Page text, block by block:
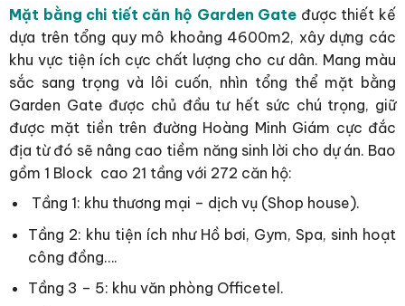
Mặt bằng chi tiết căn hộ Garden Gate được thiết kế
dựa trên tổng quy mô khoảng 4600m2, xây dựng các
khu vực tiện ích cực chất lượng cho cư dân. Mang màu
sắc sang trọng và lôi cuốn, nhìn tổng thể mặt bằng
Garden Gate được chủ đầu tư hết sức chú trọng, giữ
được mặt tiền trên đường Hoàng Minh Giám cực đắc
địa từ đó sẽ nâng cao tiềm năng sinh lời cho dự án. Bao
gồm 1 Block cao 21 tầng với 272 căn hộ:
Tầng 1: khu thương mại – dịch vụ (Shop house).
Tầng 2: khu tiện ích như Hồ bơi, Gym, Spa, sinh hoạt
công đồng….
Tầng 3 – 5: khu văn phòng Officetel.